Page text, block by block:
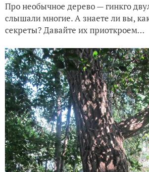
Дачный театр принцессы Лии
Про необычное дерево — гинкго
слышали многие. А знаете ли вы,
секреты? Давайте их приоткроем…